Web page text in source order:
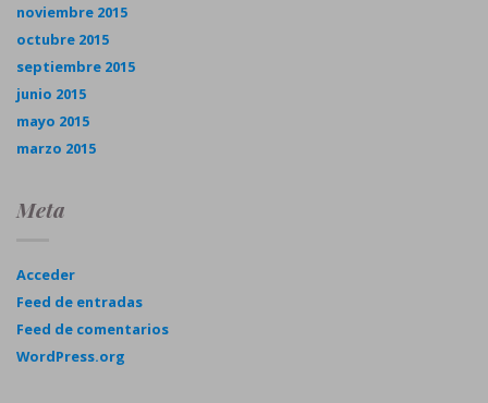
noviembre 2015
octubre 2015
septiembre 2015
junio 2015
mayo 2015
marzo 2015
Meta
Acceder
Feed de entradas
Feed de comentarios
WordPress.org